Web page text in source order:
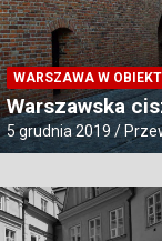
WARSZAWA W
Warszawska
5 grudnia 2019